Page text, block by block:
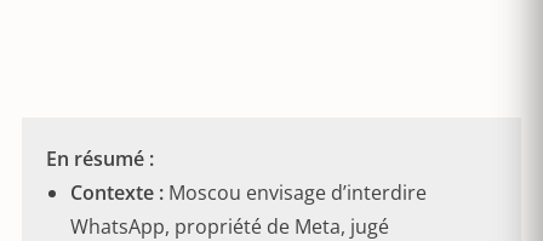
En résumé :
Contexte : Moscou envisage d’interdire
WhatsApp, propriété de Meta, jugé